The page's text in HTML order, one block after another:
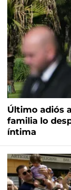
Último adiós
familia lo
íntima